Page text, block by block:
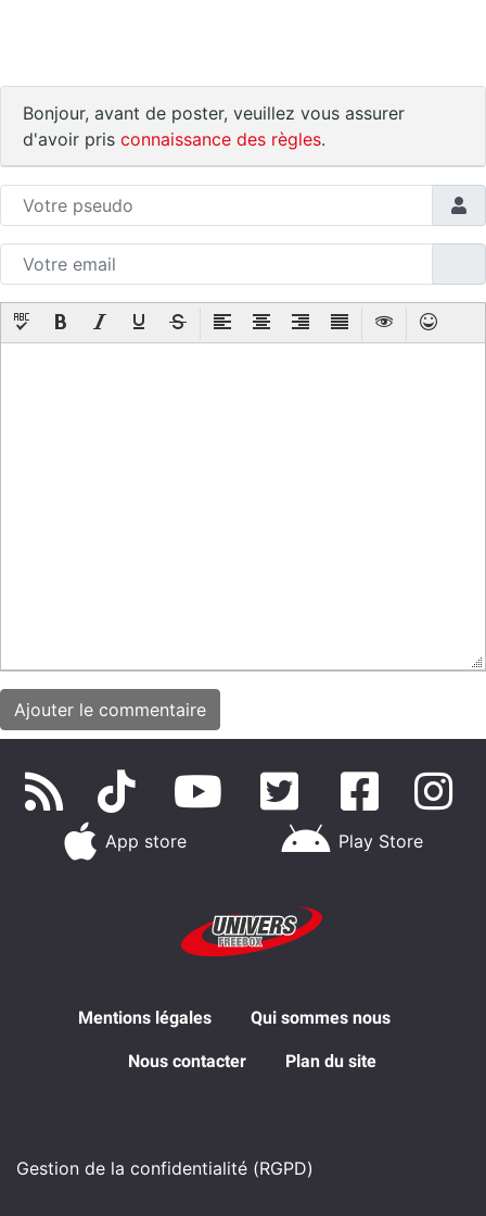
Bonjour, avant de poster, veuillez vous assurer
d'avoir pris connaissance des règles.
App store Play Store
Mentions légales Qui sommes nous
Nous contacter Plan du site
Gestion de la confidentialité (RGPD)